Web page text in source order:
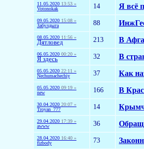
11.05.2020 13:53 »
Votonokak
14 Я всё
09.05.2020 15:08 »
Забулдыга
88
08.05.2020 11:56 »
Дятловед 213 В
06.05.2020 00:20 »
Я здесь 32 В
05.05.2020 22:11 »
Nechumachechiy
37 Как
05.05.2020 09:19 »
new
166 ​​В
30.04.2020 20:07 »
Troyan_777
14
29.04.2020 17:39 »
awww
36
28.04.2020 16:40 »
fizbody
73